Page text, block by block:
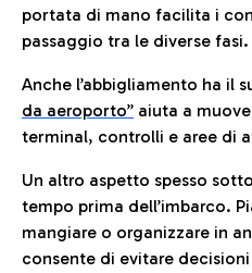
portata di mano facilita i
passaggio tra le diverse fasi.
Anche l’abbigliamento ha il
da aeroporto” aiuta a
terminal, controlli e aree di
Un altro aspetto spesso
tempo prima dell’imbarco.
mangiare o organizzare in
consente di evitare